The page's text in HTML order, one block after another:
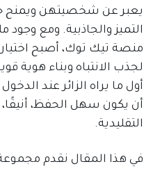
يعبر عن شخصيتهن
التميز والجاذبية. ومع
منصة تيك توك، أصبح
لجذب الانتباه وبناء هوية
أول ما يراه الزائر عند
أن يكون سهل الحفظ،
التقليدية.
في هذا المقال نقدم